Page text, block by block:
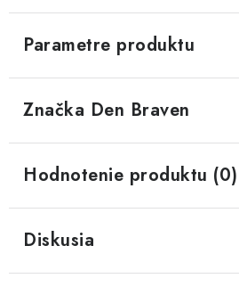
Parametre produktu
Značka Den Braven
Hodnotenie produktu (0)
Diskusia